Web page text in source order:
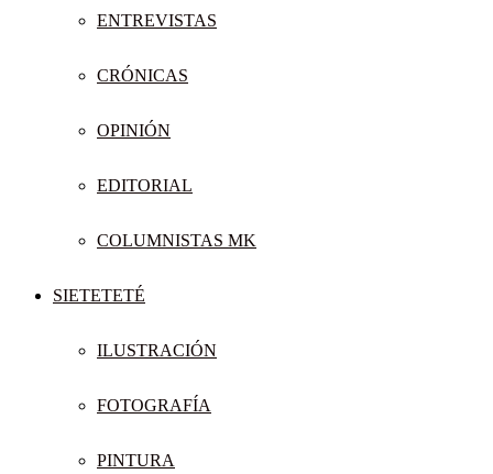
ENTREVISTAS
CRÓNICAS
OPINIÓN
EDITORIAL
COLUMNISTAS MK
SIETETETÉ
ILUSTRACIÓN
FOTOGRAFÍA
PINTURA